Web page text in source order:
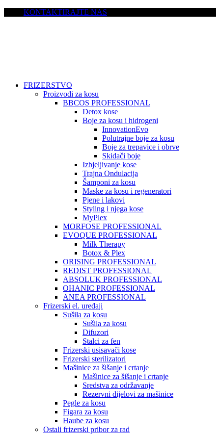
KONTAKTIRAJTE NAS
FRIZERSTVO
Proizvodi za kosu
BBCOS PROFESSIONAL
Detox kose
Boje za kosu i hidrogeni
InnovationEvo
Polutrajne boje za kosu
Boje za trepavice i obrve
Skidači boje
Izbjeljivanje kose
Trajna Ondulacija
Šamponi za kosu
Maske za kosu i regeneratori
Pjene i lakovi
Styling i njega kose
MyPlex
MORFOSE PROFESSIONAL
EVOQUE PROFESSIONAL
Milk Therapy
Botox & Plex
ORISING PROFESSIONAL
REDIST PROFESSIONAL
ABSOLUK PROFESSIONAL
OHANIC PROFESSIONAL
ANEA PROFESSIONAL
Frizerski el. uređaji
Sušila za kosu
Sušila za kosu
Difuzori
Stalci za fen
Frizerski usisavači kose
Frizerski sterilizatori
Mašinice za šišanje i crtanje
Mašinice za šišanje i crtanje
Sredstva za održavanje
Rezervni dijelovi za mašinice
Pegle za kosu
Figara za kosu
Haube za kosu
Ostali frizerski pribor za rad